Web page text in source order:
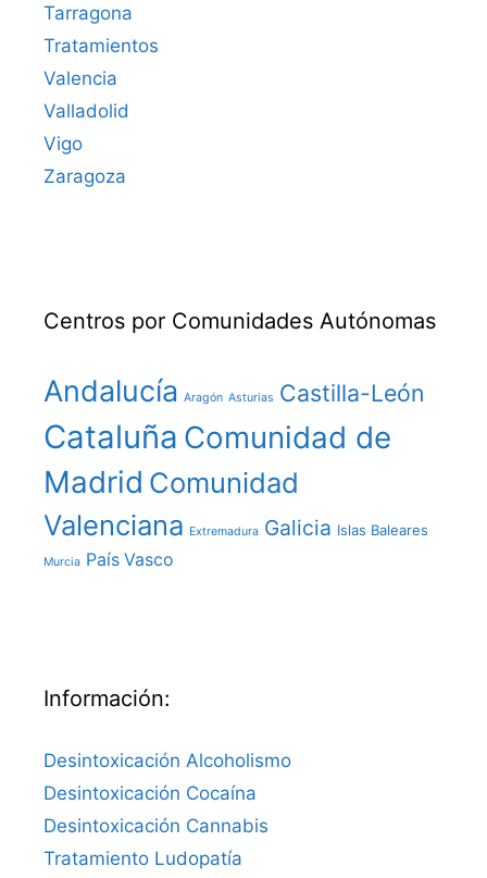
Tarragona
Tratamientos
Valencia
Valladolid
Vigo
Zaragoza
Centros por Comunidades Autónomas
Andalucía Aragón Asturias Castilla-León
Cataluña Comunidad de
Madrid Comunidad
Valenciana Extremadura Galicia Islas Baleares
Murcia País Vasco
Información:
Desintoxicación Alcoholismo
Desintoxicación Cocaína
Desintoxicación Cannabis
Tratamiento Ludopatía